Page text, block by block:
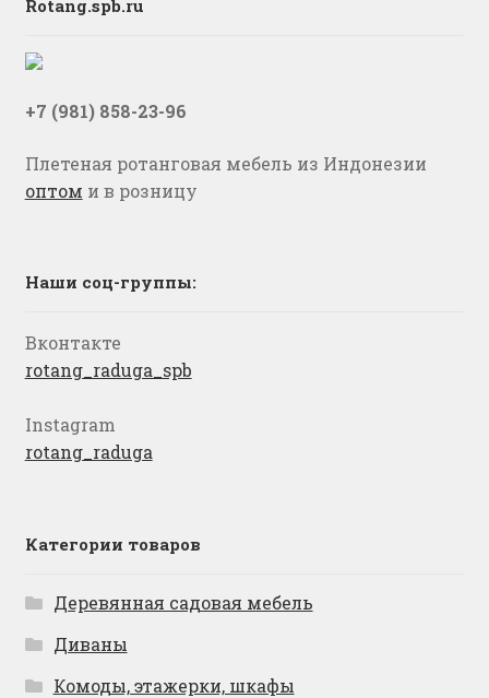
Rotang.spb.ru
+7 (981) 858-23-96
Плетеная ротанговая мебель из Индонезии
оптом и в розницу
Наши соц-группы:
Вконтакте
rotang_raduga_spb
Instagram
rotang_raduga
Категории товаров
Деревянная садовая мебель
Диваны
Комоды, этажерки, шкафы